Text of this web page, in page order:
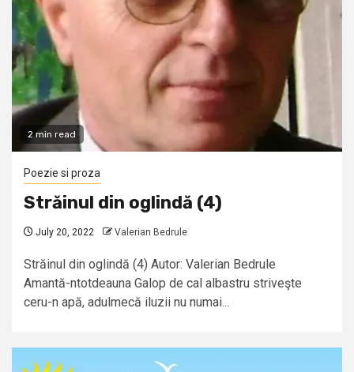
2 min read
Poezie si proza
Străinul din oglindă (4)
July 20, 2022 Valerian Bedrule
Străinul din oglindă (4) Autor: Valerian Bedrule
Amantă-ntotdeauna Galop de cal albastru striveşte
ceru-n apă, adulmecă iluzii nu numai...